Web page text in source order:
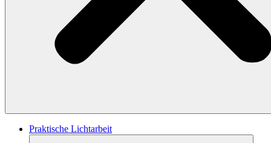
Praktische Lichtarbeit